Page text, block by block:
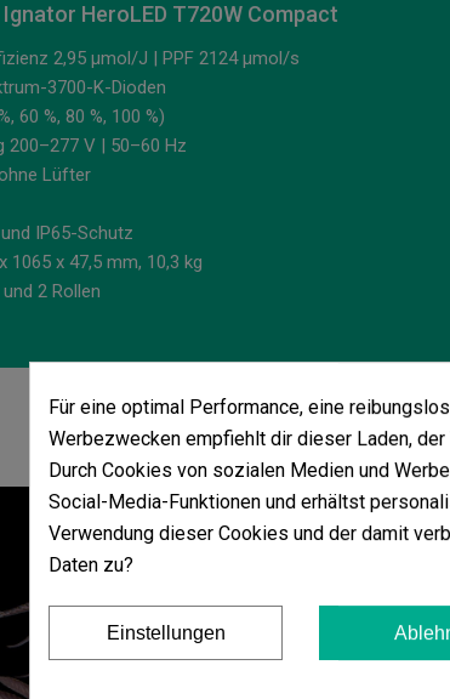
HeroLED T720W Compact
2,95 µmol/J | PPF 2124 µmol/s
3700-K-Dioden
60 %, 80 %, 100 %)
200–277 V | 50–60 Hz
Lüfter
und IP65-Schutz
1065 x 47,5 mm, 10,3 kg
2 Rollen
Vielleicht
Für eine optimal Performance, eine
Werbezwecken empfiehlt dir dieser Laden,
Durch Cookies von sozialen Medien und
Social-Media-Funktionen und erhältst
Verwendung dieser Cookies und der damit
Daten zu?
Einstellungen